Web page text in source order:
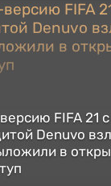
FIFA 21 с
Denuvo
в